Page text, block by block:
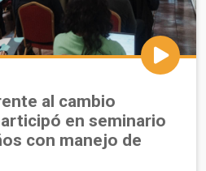
al cambio
en seminario
con manejo de